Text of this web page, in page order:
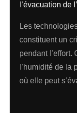
l’évacuation de
Les
constituent un
pendant l’effort.
l’humidité de la
où elle peut